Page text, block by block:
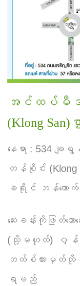
အင်ထပ်မီဒ
(Klong
နေရာ : 534 ချ
တန်စိုင်း
ခရိုင် ဘန်ကောက်မ
ဆေးခန်းကိုဖြတ်သေ
(သို့မဟုတ်) ၀ှန်‌‌‌‌‌‌‌‌‌၀ယ်‌
ဘတ်စ်ကားမှတ်တိုင်
ရမည်